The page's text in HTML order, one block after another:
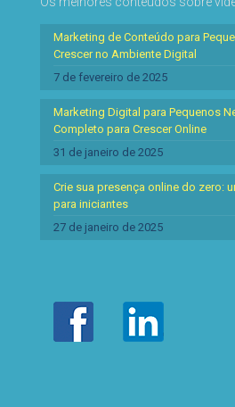
Marketing de Conteúdo para
Crescer no Ambiente Digital
7 de fevereiro de 2025
Marketing Digital para Pequenos
Completo para Crescer Online
31 de janeiro de 2025
Crie sua presença online do zero:
para iniciantes
27 de janeiro de 2025